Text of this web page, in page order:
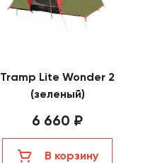
Tramp Lite Wonder 2
(зеленый)
6 660 ₽
В корзину